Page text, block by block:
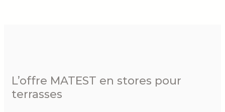
L’offre MATEST en stores pour
terrasses